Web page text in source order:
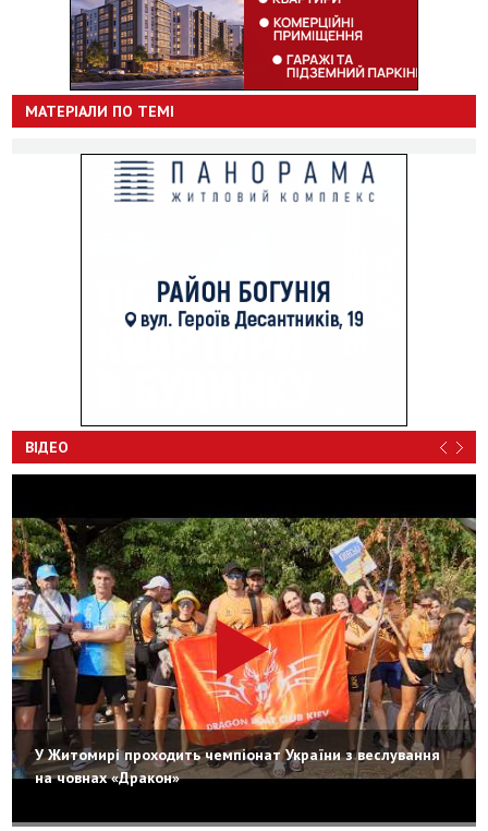
МАТЕРІАЛИ ПО ТЕМІ
ВІДЕО
У Житомирі проходить чемпіонат України з веслування
на човнах «Дракон»